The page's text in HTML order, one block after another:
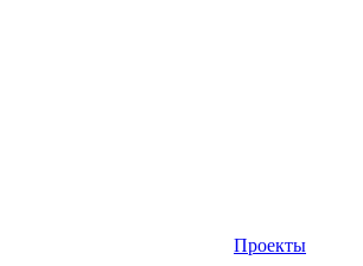
Проекты